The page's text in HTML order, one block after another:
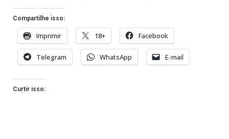
Compartilhe isso:
Imprimir 18+ Facebook
Telegram WhatsApp E-mail
Curtir isso: